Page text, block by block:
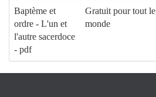
Baptème et
ordre - L'un et
l'autre sacerdoce
- pdf
Gratuit pour tout le
monde